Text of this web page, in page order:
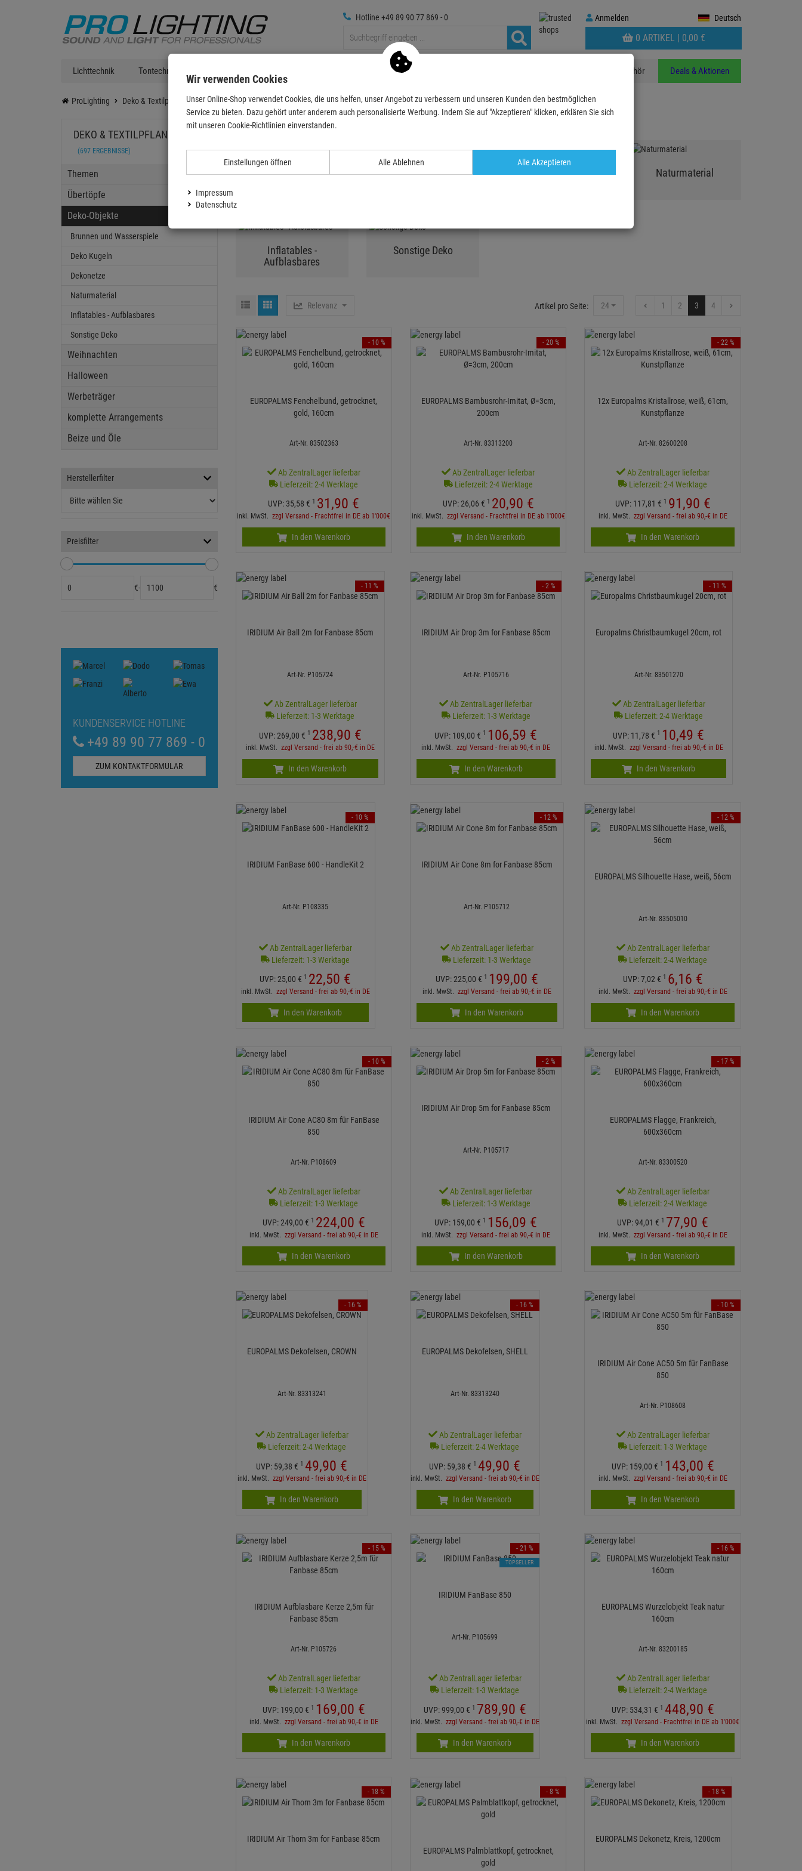
Anmelden
Anmelden Deutsch
WARENKORB
AUFKLAPPEN
0 ARTIKEL | 0,00 €
Hotline +49 89 90 77 869 - 0
Lichttechnik Tontechnik Medientechnik Zubehör Deals & Aktionen
ProLighting Deko & Textilpflanzen Deko-Objekte
DEKO & TEXTILPFLANZEN
(697 ERGEBNISSE)
Themen
Übertöpfe
Deko-Objekte
Brunnen und Wasserspiele
Deko Kugeln
Dekonetze
Naturmaterial
Inflatables - Aufblasbares
Sonstige Deko
Weihnachten
Halloween
Werbeträger
komplette Arrangements
Beize und Öle
Herstellerfilter
Preisfilter
€- €
KUNDENSERVICE HOTLINE
+49 89 90 77 869 - 0
ZUM KONTAKTFORMULAR
Deko-Objekte
Brunnen und
Deko Kugeln Dekonetze Naturmaterial
Inflatables -
Aufblasbares
Sonstige Deko
Relevanz Artikel pro Seite: 24 1 2 3 4
EUROPALMS Fenchelbund, getrocknet,
gold, 160cm
Art-Nr. 83502363
Ab ZentralLager lieferbar
Lieferzeit: 2-4 Werktage
UVP: 35,58 € 1 31,90 €
inkl. MwSt.zzgl Versand - Frachtfrei in DE ab 1'000€
- 10 %
In den Warenkorb
EUROPALMS Bambusrohr-Imitat, Ø=3cm,
200cm
Art-Nr. 83313200
Ab ZentralLager lieferbar
Lieferzeit: 2-4 Werktage
UVP:26,06 € 1 20,90 €
inkl. MwSt. zzgl Versand - Frachtfrei in DE ab 1'000€
- 20 %
In den Warenkorb
12x Europalms Kristallrose, weiß, 61cm,
Kunstpflanze
Art-Nr. 82600208
Ab ZentralLager lieferbar
Lieferzeit: 2-4 Werktage
UVP: 117,81 € 1 91,90 €
inkl. MwSt. zzgl Versand - frei ab 90,-€ in DE
- 22 %
In den Warenkorb
IRIDIUM Air Ball 2m for Fanbase 85cm
Art-Nr. P105724
Ab ZentralLager lieferbar
Lieferzeit: 1-3 Werktage
UVP:269,00 € 1 238,90 €
inkl. MwSt. zzgl Versand - frei ab 90,-€ in DE
- 11 %
In den Warenkorb
IRIDIUM Air Drop 3m for Fanbase 85cm
Art-Nr. P105716
Ab ZentralLager lieferbar
Lieferzeit: 1-3 Werktage
UVP: 109,00 € 1 106,59 €
inkl. MwSt.zzgl Versand - frei ab 90,-€ in DE
- 2 %
In den Warenkorb
Europalms Christbaumkugel 20cm, rot
Art-Nr. 83501270
Ab ZentralLager lieferbar
Lieferzeit: 2-4 Werktage
UVP: 11,78 € 1 10,49 €
inkl. MwSt. zzgl Versand - frei ab 90,-€ in DE
- 11 %
In den Warenkorb
IRIDIUM FanBase 600 - HandleKit 2
Art-Nr. P108335
Ab ZentralLager lieferbar
Lieferzeit: 1-3 Werktage
UVP:25,00 € 1 22,50 €
inkl. MwSt. zzgl Versand - frei ab 90,-€ in DE
- 10 %
In den Warenkorb
IRIDIUM Air Cone 8m for Fanbase 85cm
Art-Nr. P105712
Ab ZentralLager lieferbar
Lieferzeit: 1-3 Werktage
UVP:225,00 € 1 199,00 €
inkl. MwSt. zzgl Versand - frei ab 90,-€ in DE
- 12 %
In den Warenkorb
EUROPALMS Silhouette Hase, weiß, 56cm
Art-Nr. 83505010
Ab ZentralLager lieferbar
Lieferzeit: 2-4 Werktage
UVP:7,02 € 1 6,16 €
inkl. MwSt. zzgl Versand - frei ab 90,-€ in DE
- 12 %
In den Warenkorb
IRIDIUM Air Cone AC80 8m für FanBase
850
Art-Nr. P108609
Ab ZentralLager lieferbar
Lieferzeit: 1-3 Werktage
UVP:249,00 € 1 224,00 €
inkl. MwSt. zzgl Versand - frei ab 90,-€ in DE
- 10 %
In den Warenkorb
IRIDIUM Air Drop 5m for Fanbase 85cm
Art-Nr. P105717
Ab ZentralLager lieferbar
Lieferzeit: 1-3 Werktage
UVP: 159,00 € 1 156,09 €
inkl. MwSt.zzgl Versand - frei ab 90,-€ in DE
- 2 %
In den Warenkorb
EUROPALMS Flagge, Frankreich,
600x360cm
Art-Nr. 83300520
Ab ZentralLager lieferbar
Lieferzeit: 2-4 Werktage
UVP:94,01 € 1 77,90 €
inkl. MwSt. zzgl Versand - frei ab 90,-€ in DE
- 17 %
In den Warenkorb
EUROPALMS Dekofelsen, CROWN
Art-Nr. 83313241
Ab ZentralLager lieferbar
Lieferzeit: 2-4 Werktage
UVP: 59,38 € 1 49,90 €
inkl. MwSt. zzgl Versand - frei ab 90,-€ in DE
- 16 %
In den Warenkorb
EUROPALMS Dekofelsen, SHELL
Art-Nr. 83313240
Ab ZentralLager lieferbar
Lieferzeit: 2-4 Werktage
UVP: 59,38 € 1 49,90 €
inkl. MwSt. zzgl Versand - frei ab 90,-€ in DE
- 16 %
In den Warenkorb
IRIDIUM Air Cone AC50 5m für FanBase
850
Art-Nr. P108608
Ab ZentralLager lieferbar
Lieferzeit: 1-3 Werktage
UVP: 159,00 € 1 143,00 €
inkl. MwSt. zzgl Versand - frei ab 90,-€ in DE
- 10 %
In den Warenkorb
IRIDIUM Aufblasbare Kerze 2,5m für
Fanbase 85cm
Art-Nr. P105726
Ab ZentralLager lieferbar
Lieferzeit: 1-3 Werktage
UVP: 199,00 € 1 169,00 €
inkl. MwSt. zzgl Versand - frei ab 90,-€ in DE
- 15 %
In den Warenkorb
IRIDIUM FanBase 850
Art-Nr. P105699
Ab ZentralLager lieferbar
Lieferzeit: 1-3 Werktage
UVP:999,00 € 1 789,90 €
inkl. MwSt. zzgl Versand - frei ab 90,-€ in DE
- 21 %
TOPSELLER
In den Warenkorb
EUROPALMS Wurzelobjekt Teak natur
160cm
Art-Nr. 83200185
Ab ZentralLager lieferbar
Lieferzeit: 2-4 Werktage
UVP: 534,31 € 1 448,90 €
inkl. MwSt.zzgl Versand - Frachtfrei in DE ab 1'000€
- 16 %
In den Warenkorb
IRIDIUM Air Thorn 3m for Fanbase 85cm
- 18 %
EUROPALMS Palmblattkopf, getrocknet,
gold
- 8 %
EUROPALMS Dekonetz, Kreis, 1200cm
- 18 %
Wir verwenden Cookies
Unser Online-Shop verwendet Cookies, die uns helfen, unser Angebot zu verbessern und unseren Kunden den bestmöglichen
Service zu bieten. Dazu gehört unter anderem auch personalisierte Werbung. Indem Sie auf "Akzeptieren" klicken, erklären Sie sich
mit unseren Cookie-Richtlinien einverstanden.
Einstellungen öffnen Alle Ablehnen Alle Akzeptieren
Impressum
Datenschutz